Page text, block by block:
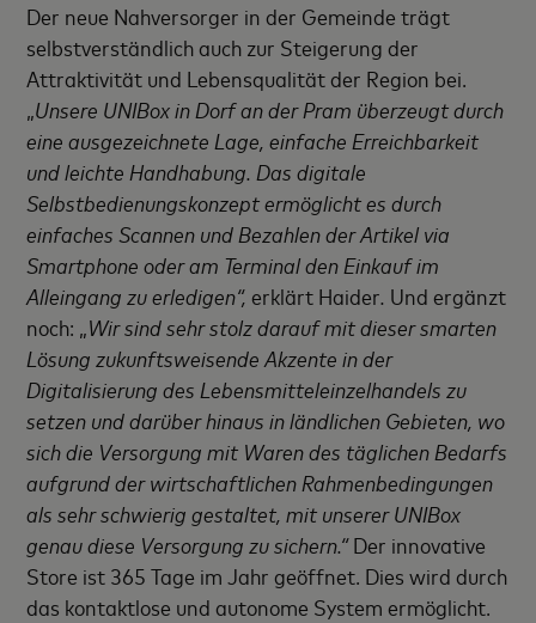
Der neue Nahversorger in der Gemeinde trägt
selbstverständlich auch zur Steigerung der
Attraktivität und Lebensqualität der Region bei.
„Unsere UNIBox in Dorf an der Pram überzeugt durch
eine ausgezeichnete Lage, einfache Erreichbarkeit
und leichte Handhabung. Das digitale
Selbstbedienungskonzept ermöglicht es durch
einfaches Scannen und Bezahlen der Artikel via
Smartphone oder am Terminal den Einkauf im
Alleingang zu erledigen“,erklärt Haider. Und ergänzt
noch: „Wir sind sehr stolz darauf mit dieser smarten
Lösung zukunftsweisende Akzente in der
Digitalisierung des Lebensmitteleinzelhandels zu
setzen und darüber hinaus in ländlichen Gebieten, wo
sich die Versorgung mit Waren des täglichen Bedarfs
aufgrund der wirtschaftlichen Rahmenbedingungen
als sehr schwierig gestaltet, mit unserer UNIBox
genau diese Versorgung zu sichern.“Der innovative
Store ist 365 Tage im Jahr geöffnet. Dies wird durch
das kontaktlose und autonome System ermöglicht.